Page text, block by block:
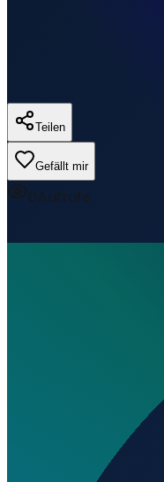
Teilen
Gefällt mir
0Aufrufe